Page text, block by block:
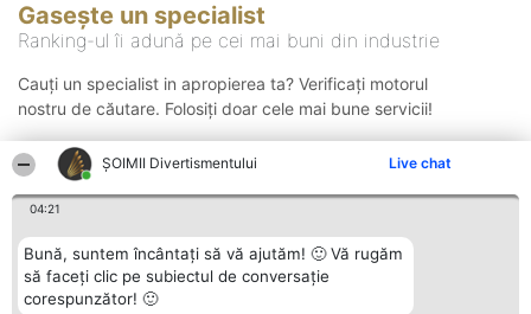
ŞOIMII Divertismentului Live chat
04:21
Bună, suntem încântați să vă ajutăm! 🙂 Vă rugăm
să faceți clic pe subiectul de conversație
corespunzător! 🙂
Gasește un specialist
Ranking-ul îi adună pe cei mai buni din industrie
Cauți un specialist in apropierea ta? Verificați motorul
nostru de căutare. Folosiți doar cele mai bune servicii!